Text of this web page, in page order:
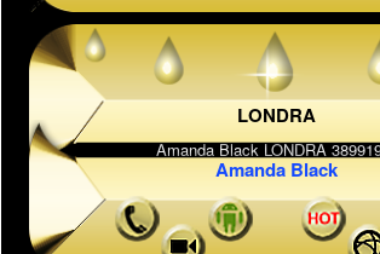
LONDRA
Amanda Black